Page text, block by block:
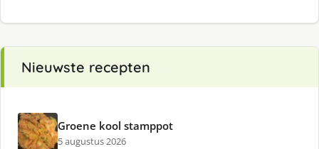
Nieuwste recepten
Groene kool stamppot
5 augustus 2026